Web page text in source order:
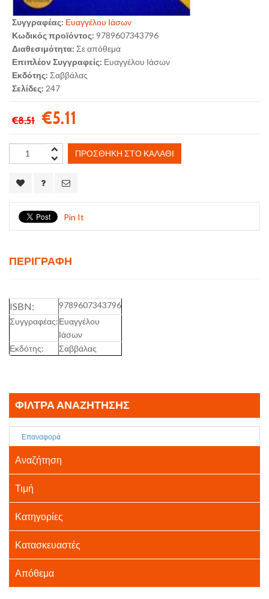
Συγγραφέας: Ευαγγέλου Ιάσων
Κωδικός προϊόντος: 9789607343796
Διαθεσιμότητα: Σε απόθεμα
Επιπλέον Συγγραφείς: Ευαγγέλου Ιάσων
Εκδότης: Σαββάλας
Σελίδες: 247
€8.51 €5.11
ΠΡΟΣΘΉΚΗ ΣΤΟ ΚΑΛΆΘΙ
Pin It
ΠΕΡΙΓΡΑΦΉ
ISBN:
9789607343796
Συγγραφέας:Ευαγγέλου
Ιάσων
Εκδότης:
Σαββάλας
ΦΊΛΤΡΑ ΑΝΑΖΉΤΗΣΗΣ
Επαναφορά
Αναζήτηση
Τιμή
Κατηγορίες
Κατασκευαστές
Απόθεμα